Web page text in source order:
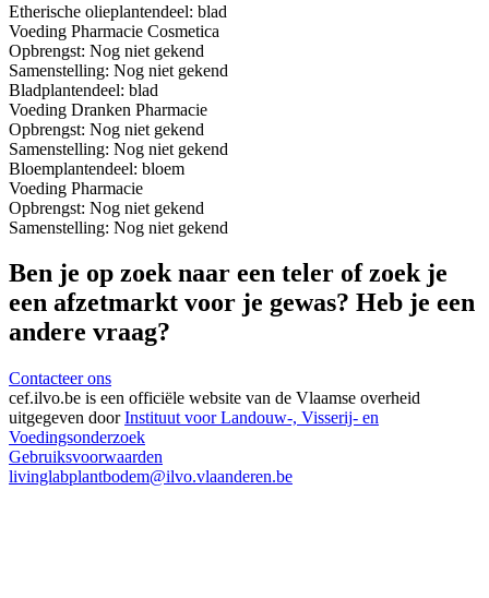
Etherische olieplantendeel: blad
Voeding Pharmacie Cosmetica
Opbrengst: Nog niet gekend
Samenstelling: Nog niet gekend
Bladplantendeel: blad
Voeding Dranken Pharmacie
Opbrengst: Nog niet gekend
Samenstelling: Nog niet gekend
Bloemplantendeel: bloem
Voeding Pharmacie
Opbrengst: Nog niet gekend
Samenstelling: Nog niet gekend
Ben je op zoek naar een teler of zoek je
een afzetmarkt voor je gewas? Heb je een
andere vraag?
Contacteer ons
cef.ilvo.be is een officiële website van de Vlaamse overheid
uitgegeven doorInstituut voor Landouw-, Visserij- en
Voedingsonderzoek
Gebruiksvoorwaarden
livinglabplantbodem@ilvo.vlaanderen.be